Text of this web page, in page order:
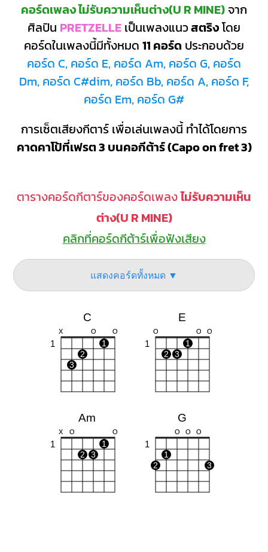
คอร์ดเพลง ไม่รับความเห็นต่าง(U R MINE) จาก
ศิลปิน PRETZELLE เป็นเพลงแนวสตริงโดย
คอร์ดในเพลงนี้มีทั้งหมด 11 คอร์ด ประกอบด้วย
คอร์ด C, คอร์ด E, คอร์ด Am, คอร์ด G, คอร์ด
Dm, คอร์ด C#dim, คอร์ด Bb, คอร์ด A, คอร์ด F,
คอร์ด Em, คอร์ด G#
การเซ็ตเสียงกีตาร์ เพื่อเล่นเพลงนี้ ทำได้โดยการ
คาดคาโป้ที่เฟรต 3 บนคอกีต้าร์ (Capo on fret 3)
ตารางคอร์ดกีตาร์ของคอร์ดเพลงไม่รับความเห็น
ต่าง(U R MINE)
คลิกที่คอร์ดกีต้าร์เพื่อฟังเสียง
แสดงคอร์ดทั้งหมด ▼
C
X O O
1
1
2
3
E
O O O
1
1
2
3
Am
X O O
1
1
2
3
G
O O O
1
1
2
3